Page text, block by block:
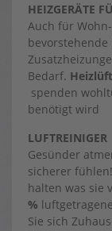
HEIZGERÄTE
Auch für
bevorstehende
Bedarf.
spenden
benötigt wird
LUFTREINIGER
Gesünder
sicherer
halten was sie
%
Sie sich